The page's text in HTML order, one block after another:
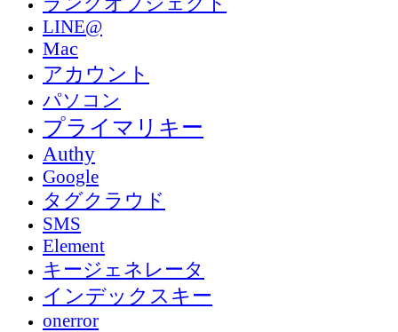
LINE@
Mac
アカウント
パソコン
プライマリキー
Authy
Google
タグクラウド
SMS
Element
キージェネレータ
インデックスキー
onerror